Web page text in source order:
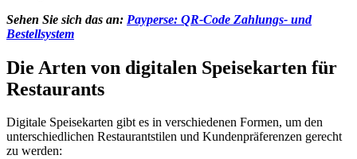
Sehen Sie sich das an: Payperse: QR-Code Zahlungs- und
Bestellsystem
Die Arten von digitalen Speisekarten für
Restaurants
Digitale Speisekarten gibt es in verschiedenen Formen, um den
unterschiedlichen Restaurantstilen und Kundenpräferenzen gerecht
zu werden: